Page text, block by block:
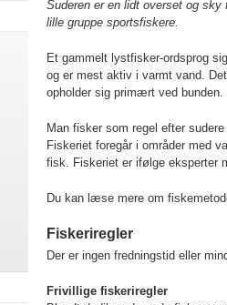
Suderen er en lidt overset og
lille gruppe sportsfiskere.
Et gammelt lystfisker-ordsprog
og er mest aktiv i varmt vand.
opholder sig primært ved bunden.
Man fisker som regel efter
Fiskeriet foregår i områder med
fisk. Fiskeriet er ifølge eksperter
Du kan læse mere om
Fiskeriregler
Der er ingen fredningstid eller
Frivillige fiskeriregler